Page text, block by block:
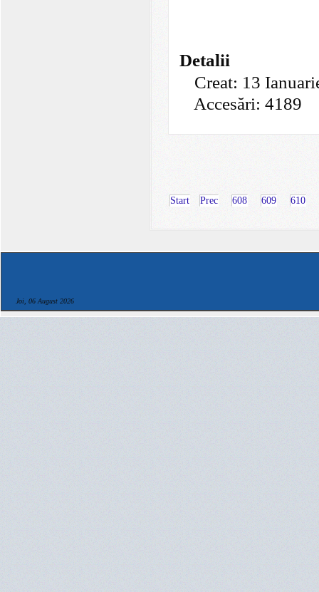
Detalii
Creat: 13
Accesări: 4189
Start Prec 608 609 610
Joi, 06 August 2026